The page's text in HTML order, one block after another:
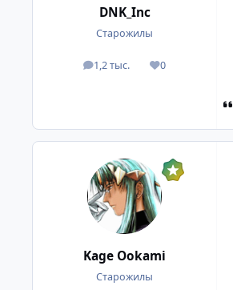
DNK_Inc
Старожилы
1,2 тыс.
посты 0
Репутация
Kage Ookami
Старожилы